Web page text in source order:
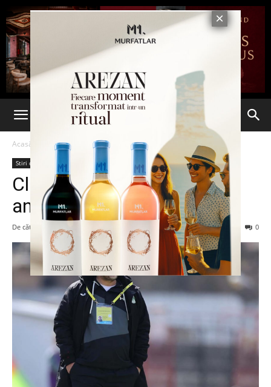
Acasă Stiri din Iasi
Stiri din Iasi Ultima oră
Claudiu Niculescu este noul
antrenor al Politehnicii Iași
De către Eva MIRON 7 iunie 2022 0
161